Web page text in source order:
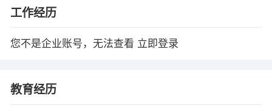
工作经历
您不是企业账号，无法查看 立即登录
教育经历